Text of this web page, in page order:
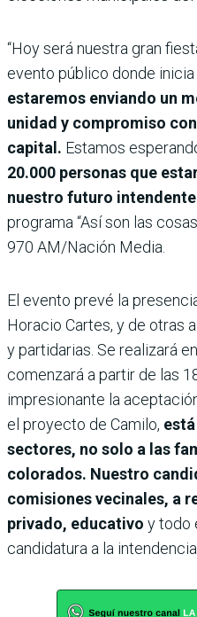
“Hoy será nuestra gran
evento público donde inicia
estaremos enviando un
unidad y compromiso
capital. Estamos
20.000 personas que
nuestro futuro intendente
programa “Así son las
970 AM/Nación Media.
El evento prevé la
Horacio Cartes, y de otras
y partidarias. Se realizará
comenzará a partir de las
impresionante la
el proyecto de Camilo,
sectores, no solo a las
colorados. Nuestro
comisiones vecinales, a
privado, educativo y todo
candidatura a la